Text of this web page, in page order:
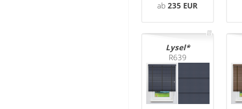
ab235 EUR
Lysel
R639